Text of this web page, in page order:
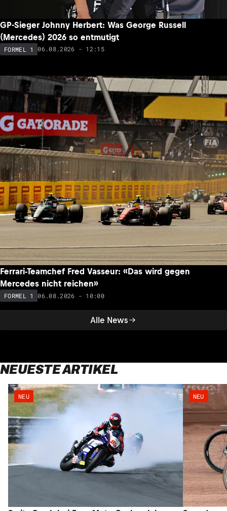
Alle News
GP-Sieger Johnny Herbert: Was George Russell
(Mercedes) 2026 so entmutigt
FORMEL 1 06.08.2026 - 12:15
Ferrari-Teamchef Fred Vasseur: «Das wird gegen
Mercedes nicht reichen»
FORMEL 1 06.08.2026 - 10:00
NEUESTE ARTIKEL
NEU NEU